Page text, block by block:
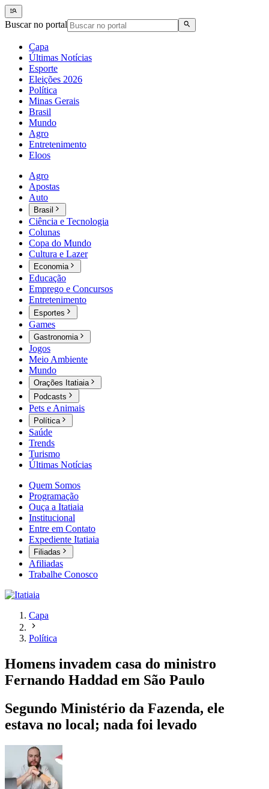
Buscar no portal
Capa
Últimas Notícias
Esporte
Eleições 2026
Política
Minas Gerais
Brasil
Mundo
Agro
Entretenimento
Eloos
Agro
Apostas
Auto
Brasil
Ciência e Tecnologia
Colunas
Copa do Mundo
Cultura e Lazer
Economia
Educação
Emprego e Concursos
Entretenimento
Esportes
Games
Gastronomia
Jogos
Meio Ambiente
Mundo
Orações Itatiaia
Podcasts
Pets e Animais
Política
Saúde
Trends
Turismo
Últimas Notícias
Quem Somos
Programação
Ouça a Itatiaia
Institucional
Entre em Contato
Expediente Itatiaia
Filiadas
Afiliadas
Trabalhe Conosco
Capa
Política
Homens invadem casa do ministro
Fernando Haddad em São Paulo
Segundo Ministério da Fazenda, ele
estava no local; nada foi levado